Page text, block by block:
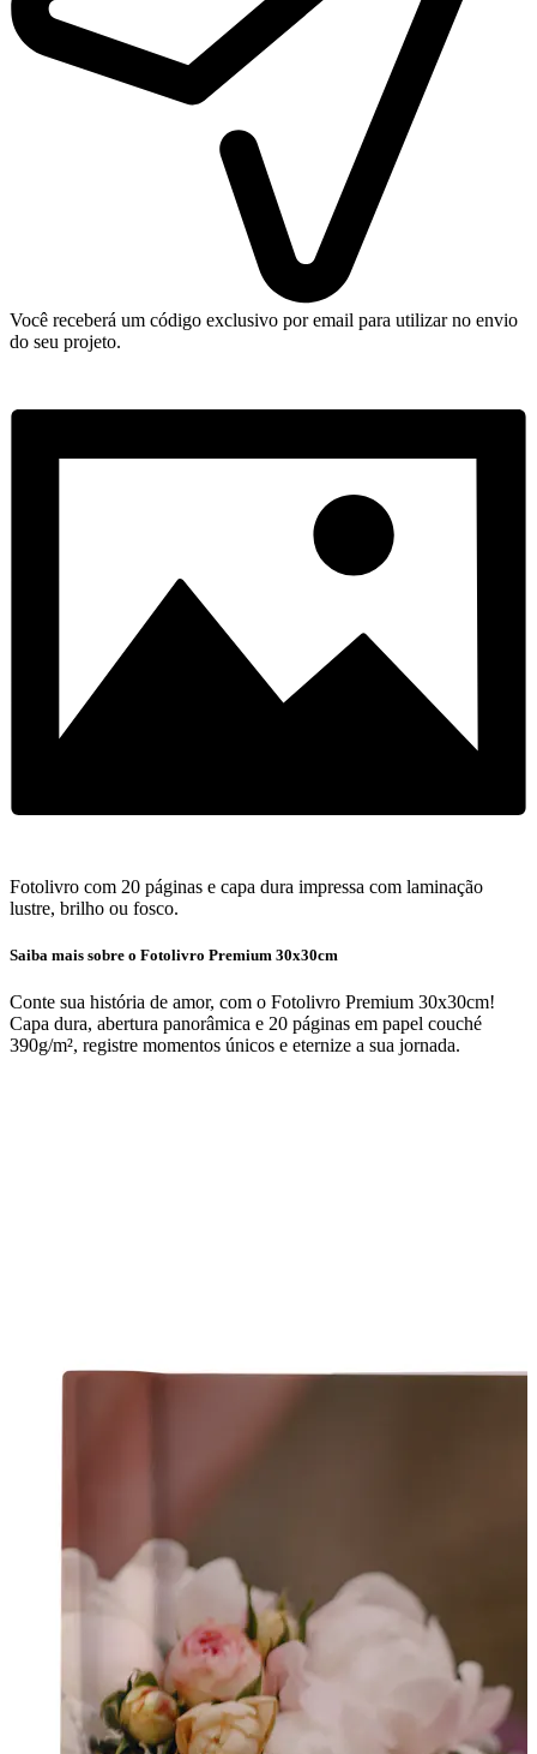
Você receberá um código exclusivo por email para utilizar no envio
do seu projeto.
Fotolivro com 20 páginas e capa dura impressa com laminação
lustre, brilho ou fosco.
Saiba mais sobre o Fotolivro Premium 30x30cm
Conte sua história de amor, com o Fotolivro Premium 30x30cm!
Capa dura, abertura panorâmica e 20 páginas em papel couché
390g/m², registre momentos únicos e eternize a sua jornada.